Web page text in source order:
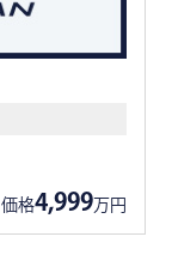
価格4,999万円